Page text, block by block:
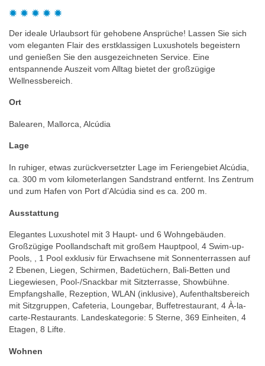
Der ideale Urlaubsort für gehobene Ansprüche! Lassen Sie sich
vom eleganten Flair des erstklassigen Luxushotels begeistern
und genießen Sie den ausgezeichneten Service. Eine
entspannende Auszeit vom Alltag bietet der großzügige
Wellnessbereich.
Ort
Balearen, Mallorca, Alcúdia
Lage
In ruhiger, etwas zurückversetzter Lage im Feriengebiet Alcúdia,
ca. 300 m vom kilometerlangen Sandstrand entfernt. Ins Zentrum
und zum Hafen von Port d’Alcúdia sind es ca. 200 m.
Ausstattung
Elegantes Luxushotel mit 3 Haupt- und 6 Wohngebäuden.
Großzügige Poollandschaft mit großem Hauptpool, 4 Swim-up-
Pools, , 1 Pool exklusiv für Erwachsene mit Sonnenterrassen auf
2 Ebenen, Liegen, Schirmen, Badetüchern, Bali-Betten und
Liegewiesen, Pool-/Snackbar mit Sitzterrasse, Showbühne.
Empfangshalle, Rezeption, WLAN (inklusive), Aufenthaltsbereich
mit Sitzgruppen, Cafeteria, Loungebar, Buffetrestaurant, 4 À-la-
carte-Restaurants. Landeskategorie: 5 Sterne, 369 Einheiten, 4
Etagen, 8 Lifte.
Wohnen